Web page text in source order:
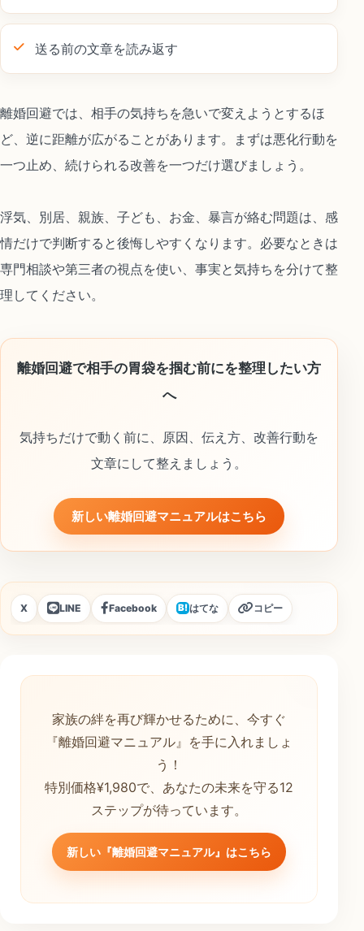
送る前の文章を読み返す
離婚回避では、相手の気持ちを急いで変えようとするほ
ど、逆に距離が広がることがあります。まずは悪化行動を
一つ止め、続けられる改善を一つだけ選びましょう。
浮気、別居、親族、子ども、お金、暴言が絡む問題は、感
情だけで判断すると後悔しやすくなります。必要なときは
専門相談や第三者の視点を使い、事実と気持ちを分けて整
理してください。
離婚回避で相手の胃袋を掴む前にを整理したい方
へ
気持ちだけで動く前に、原因、伝え方、改善行動を
文章にして整えましょう。
新しい離婚回避マニュアルはこちら
X LINE Facebook B!はてな コピー
家族の絆を再び輝かせるために、今すぐ
『離婚回避マニュアル』を手に入れましょ
う！
特別価格¥1,980で、あなたの未来を守る12
ステップが待っています。
新しい『離婚回避マニュアル』はこちら